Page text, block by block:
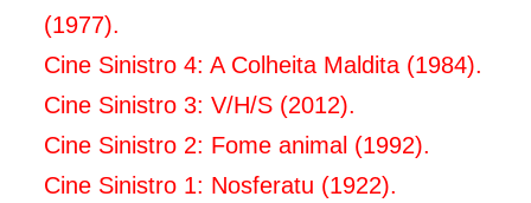
(1977).
Cine Sinistro 4: A Colheita Maldita (1984).
Cine Sinistro 3: V/H/S (2012).
Cine Sinistro 2: Fome animal (1992).
Cine Sinistro 1: Nosferatu (1922).